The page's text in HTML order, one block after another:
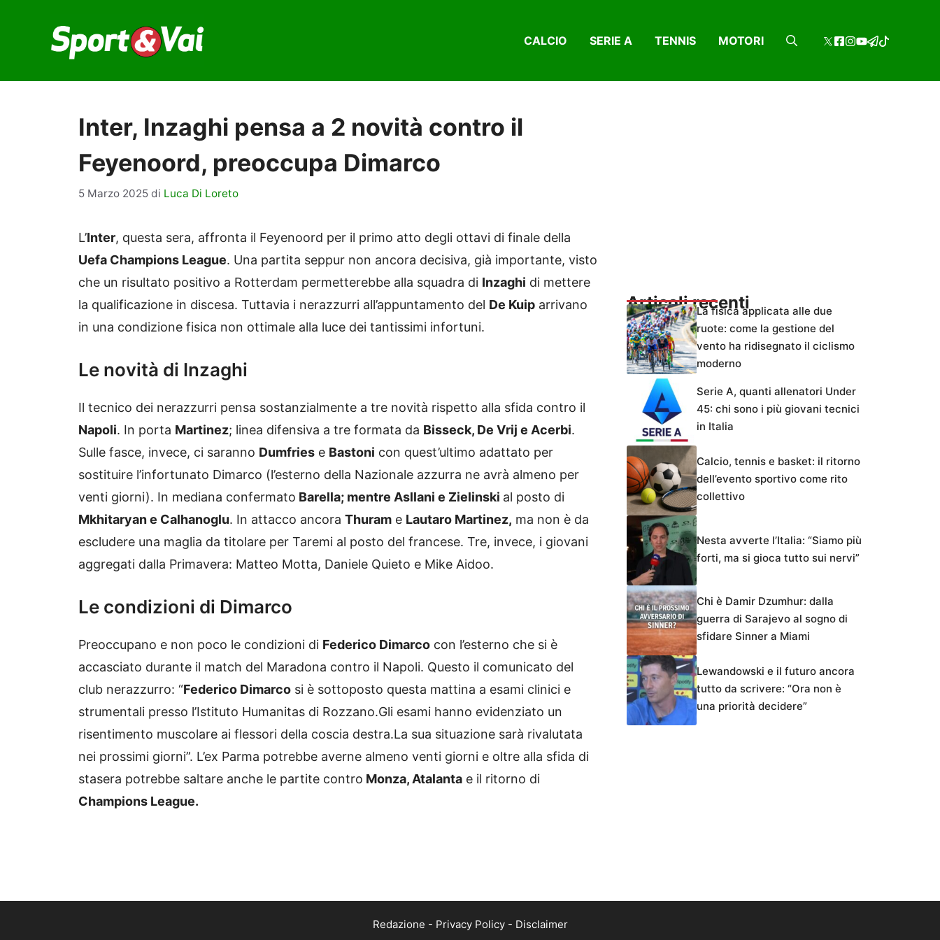
contenuto
CALCIO SERIE A TENNIS MOTORI
Inter, Inzaghi pensa a 2 novità contro il
Feyenoord, preoccupa Dimarco
5 Marzo 2025 di Luca Di Loreto
L’Inter, questa sera, affronta il Feyenoord per il primo atto degli ottavi di finale della
Uefa Champions League. Una partita seppur non ancora decisiva, già importante, visto
che un risultato positivo a Rotterdam permetterebbe alla squadra di Inzaghi di mettere
la qualificazione in discesa. Tuttavia i nerazzurri all’appuntamento del De Kuip arrivano
in una condizione fisica non ottimale alla luce dei tantissimi infortuni.
Le novità di Inzaghi
Il tecnico dei nerazzurri pensa sostanzialmente a tre novità rispetto alla sfida contro il
Napoli. In porta Martinez; linea difensiva a tre formata da Bisseck, De Vrij e Acerbi.
Sulle fasce, invece, ci saranno Dumfries e Bastoni con quest’ultimo adattato per
sostituire l’infortunato Dimarco (l’esterno della Nazionale azzurra ne avrà almeno per
venti giorni). In mediana confermato Barella; mentre Asllani e Zielinski al posto di
Mkhitaryan e Calhanoglu. In attacco ancora Thuram e Lautaro Martinez, ma non è da
escludere una maglia da titolare per Taremi al posto del francese. Tre, invece, i giovani
aggregati dalla Primavera: Matteo Motta, Daniele Quieto e Mike Aidoo.
Le condizioni di Dimarco
Preoccupano e non poco le condizioni di Federico Dimarco con l’esterno che si è
accasciato durante il match del Maradona contro il Napoli. Questo il comunicato del
club nerazzurro: “Federico Dimarco si è sottoposto questa mattina a esami clinici e
strumentali presso l’Istituto Humanitas di Rozzano.Gli esami hanno evidenziato un
risentimento muscolare ai flessori della coscia destra.La sua situazione sarà rivalutata
nei prossimi giorni”. L’ex Parma potrebbe averne almeno venti giorni e oltre alla sfida di
stasera potrebbe saltare anche le partite contro Monza, Atalanta e il ritorno di
Champions League.
Articoli recentiLa fisica applicata alle due
ruote: come la gestione del
vento ha ridisegnato il ciclismo
moderno
Serie A, quanti allenatori Under
45: chi sono i più giovani tecnici
in Italia
Calcio, tennis e basket: il ritorno
dell’evento sportivo come rito
collettivo
Nesta avverte l’Italia: “Siamo più
forti, ma si gioca tutto sui nervi”
Chi è Damir Dzumhur: dalla
guerra di Sarajevo al sogno di
sfidare Sinner a Miami
Lewandowski e il futuro ancora
tutto da scrivere: “Ora non è
una priorità decidere”
Redazione - Privacy Policy- Disclaimer